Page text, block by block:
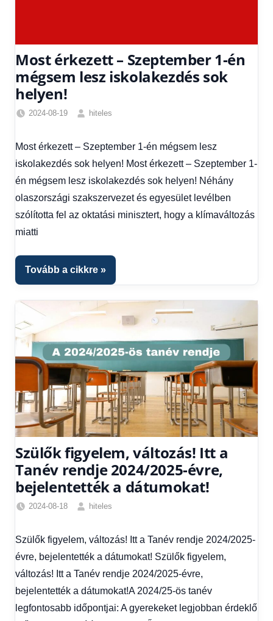
Most érkezett – Szeptember 1-én
mégsem lesz iskolakezdés sok
helyen!
2024-08-19
hiteles
Hírek,
Hírek
1
kézből
Most érkezett – Szeptember 1-én mégsem lesz
iskolakezdés sok helyen! Most érkezett – Szeptember 1-
én mégsem lesz iskolakezdés sok helyen! Néhány
olaszországi szakszervezet és egyesület levélben
szólította fel az oktatási minisztert, hogy a klímaváltozás
miatti
Tovább a cikkre
Szülők figyelem, változás! Itt a
Tanév rendje 2024/2025-évre,
bejelentették a dátumokat!
2024-08-18
hiteles
Hírek ,
Hírek
1
kézből
Szülők figyelem, változás! Itt a Tanév rendje 2024/2025-
évre, bejelentették a dátumokat! Szülők figyelem,
változás! Itt a Tanév rendje 2024/2025-évre,
bejelentették a dátumokat!A 2024/25-ös tanév
legfontosabb időpontjai: A gyerekeket legjobban érdeklő